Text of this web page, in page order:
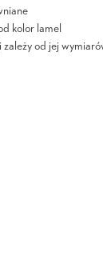
kolor lamel
zależy od jej